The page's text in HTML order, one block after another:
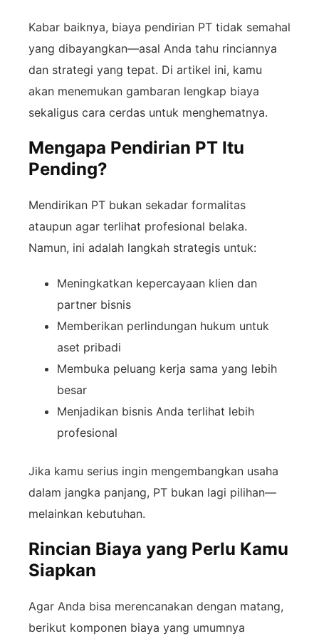
Kabar baiknya, biaya pendirian PT tidak semahal
yang dibayangkan—asal Anda tahu rinciannya
dan strategi yang tepat. Di artikel ini, kamu
akan menemukan gambaran lengkap biaya
sekaligus cara cerdas untuk menghematnya.
Mengapa Pendirian PT Itu
Pending?
Mendirikan PT bukan sekadar formalitas
ataupun agar terlihat profesional belaka.
Namun, ini adalah langkah strategis untuk:
Meningkatkan kepercayaan klien dan
partner bisnis
Memberikan perlindungan hukum untuk
aset pribadi
Membuka peluang kerja sama yang lebih
besar
Menjadikan bisnis Anda terlihat lebih
profesional
Jika kamu serius ingin mengembangkan usaha
dalam jangka panjang, PT bukan lagi pilihan—
melainkan kebutuhan.
Rincian Biaya yang Perlu Kamu
Siapkan
Agar Anda bisa merencanakan dengan matang,
berikut komponen biaya yang umumnya